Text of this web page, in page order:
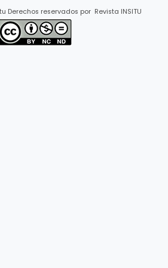
Derechos reservados por Revista INSITU